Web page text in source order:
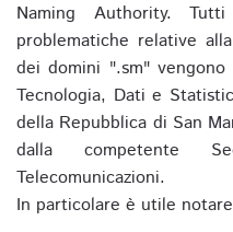
Naming Authority.
problematiche relative
dei domini ".sm"
Tecnologia, Dati e
della Repubblica di San
dalla competente
Telecomunicazioni.
In particolare è utile